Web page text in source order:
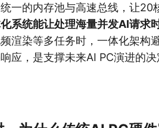
一的内存池与高速总线，让20
系统能让处理海量并发AI请求
渲染等多任务时，一体化架构
应，是支撑未来AI PC演进的决